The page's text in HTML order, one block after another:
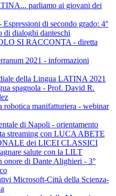
parliamo ai giovani dei
di secondo grado: 4°
di dialoghi danteschi
SI RACCONTA - diretta
2021 - informazioni
della Lingua LATINA 2021
spagnola - Prof. David R.
robotica manifatturiera - webinar
di Napoli - orientamento
streaming con LUCA ABETE
dei LICEI CLASSICI
salute con la LILT
onore di Dante Alighieri - 3°
Microsoft-Città della Scienza-